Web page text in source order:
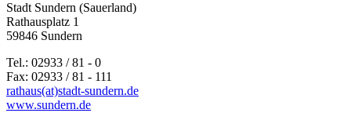
Stadt Sundern (Sauerland)
Rathausplatz 1
59846 Sundern
Tel.: 02933 / 81 - 0
Fax: 02933 / 81 - 111
rathaus(at)stadt-sundern.de
www.sundern.de